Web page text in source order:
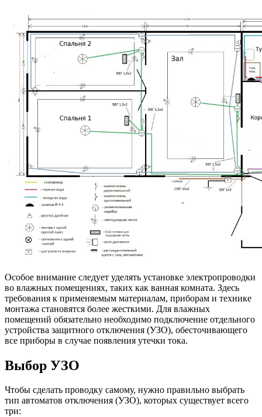
Особое внимание следует уделять установке электропроводки
во влажных помещениях, таких как ванная комната. Здесь
требования к применяемым материалам, приборам и технике
монтажа становятся более жесткими. Для влажных
помещений обязательно необходимо подключение отдельного
устройства защитного отключения (УЗО), обесточивающего
все приборы в случае появления утечки тока.
Выбор УЗО
Чтобы сделать проводку самому, нужно правильно выбрать
тип автоматов отключения (УЗО), которых существует всего
три: